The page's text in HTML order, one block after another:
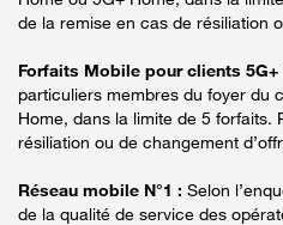
de la remise en cas de résiliation
Forfaits Mobile pour clients 5G+
particuliers membres du foyer du
Home, dans la limite de 5 forfaits.
résiliation ou de changement
Réseau mobile N°1 : Selon
de la qualité de service des